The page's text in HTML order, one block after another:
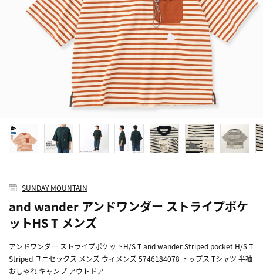
SUNDAY MOUNTAIN
and wander アンドワンダー ストライプポケ
ットHS T メンズ
アンドワンダー ストライプポケットH/S T and wander Striped pocket H/S T
Striped ユニセックス メンズ ウィメンズ 5746184078 トップス Tシャツ 半袖
おしゃれ キャンプ アウトドア